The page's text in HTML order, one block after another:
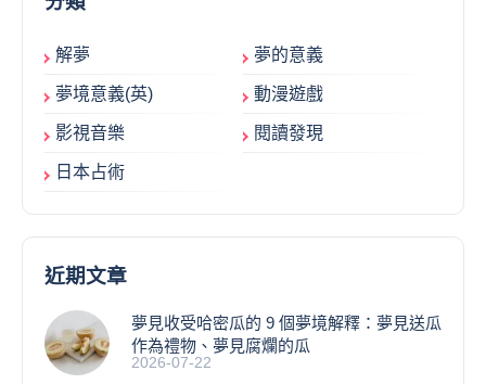
解夢 夢的意義
夢境意義(英) 動漫遊戲
影視音樂 閱讀發現
日本占術
近期文章
夢見收受哈密瓜的 9 個夢境解釋：夢見送瓜
作為禮物、夢見腐爛的瓜
2026-07-22